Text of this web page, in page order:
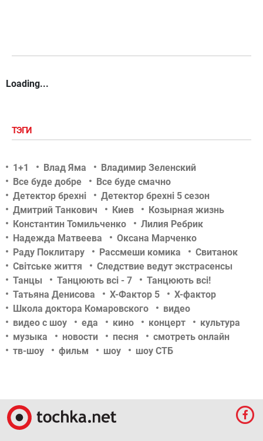
Loading...
ТЭГИ
1+1 Влад Яма
Владимир Зеленский
Все буде добре
Все буде смачно
Детектор брехні
Детектор брехні 5 сезон
Дмитрий Танкович
Киев
Козырная жизнь
Константин Томильченко
Лилия Ребрик
Надежда Матвеева
Оксана Марченко
Раду Поклитару
Рассмеши комика
Свитанок
Світське життя
Следствие ведут экстрасенсы
Танцы
Танцюють всі - 7
Танцюють всі!
Татьяна Денисова
Х-Фактор 5
Х-фактор
Школа доктора Комаровского
видео
видео с шоу
еда кино концерт
культура
музыка
новости песня
смотреть онлайн
тв-шоу
фильм шоу шоу СТБ